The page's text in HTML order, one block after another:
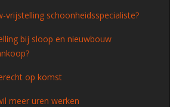
vrijstelling schoonheidsspecialiste?
bij sloop en nieuwbouw
op komst
meer uren werken